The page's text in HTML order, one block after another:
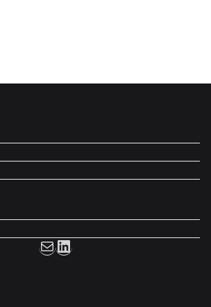
E-MailLinkedIn